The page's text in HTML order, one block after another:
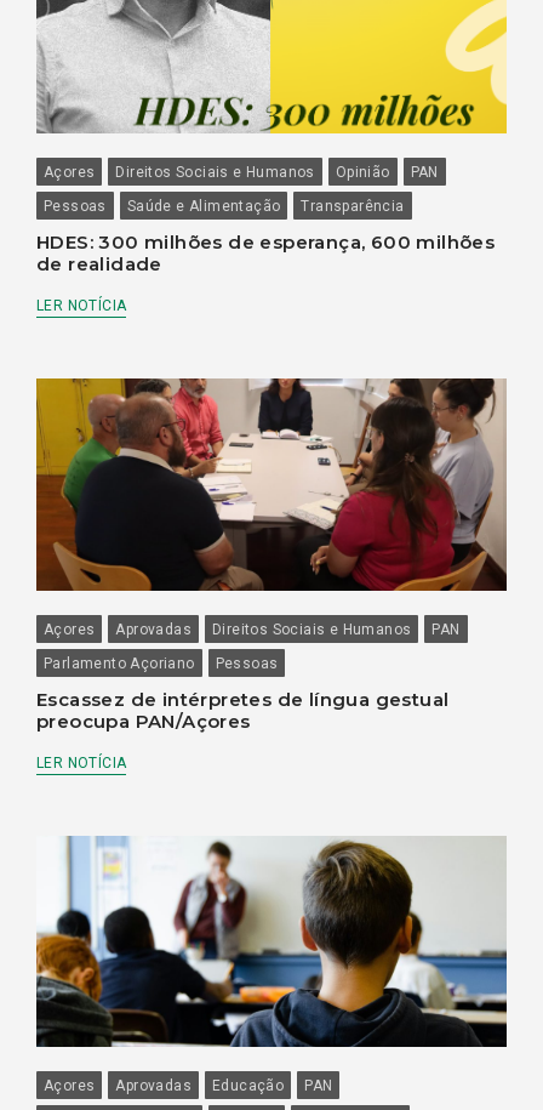
Açores Direitos Sociais e Humanos Opinião
PAN
Pessoas
Saúde e Alimentação Transparência
HDES: 300 milhões de esperança, 600 milhões
de realidade
LER NOTÍCIA
Açores Aprovadas Direitos Sociais e Humanos
PAN
Parlamento Açoriano
Pessoas
Escassez de intérpretes de língua gestual
preocupa PAN/Açores
LER NOTÍCIA
Açores Aprovadas Educação
PAN